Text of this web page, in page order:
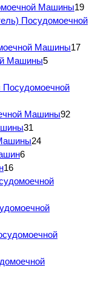
Машины19
Посудомоечной
Машины17
Машины5
Посудомоечной
Машины92
31
24
6
16